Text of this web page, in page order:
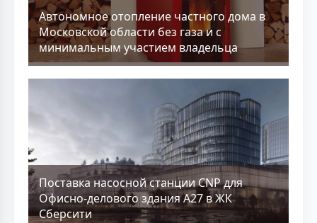
Aвтономное отопление частного дома в
Московской области без газа и с
минимальным участием владельца
Поставка насосной станции CNP для
Офисно-делового здания А27 в ЖК
Сберсити